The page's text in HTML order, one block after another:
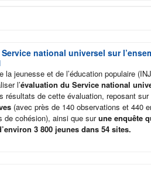
national universel sur
la jeunesse et de l’éducation populaire
l’évaluation du Service national
résultats de cette évaluation, reposant sur
(avec près de 140 observations et 440
de cohésion), ainsi que surune enquête
3 800 jeunes dans 54 sites.